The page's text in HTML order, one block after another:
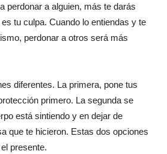
perdonar a alguien, más te darás
tu culpa. Cuando lo entiendas y te
perdonar a otros será más
diferentes. La primera, pone tus
primero. La segunda se
está sintiendo y en dejar de
que te hicieron. Estas dos opciones
presente.